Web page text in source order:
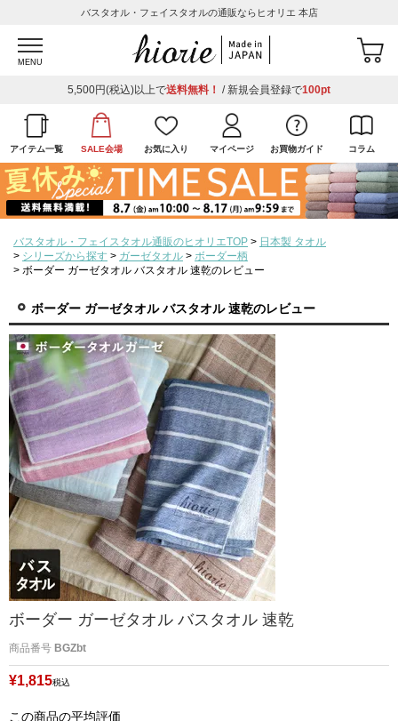
バスタオル・フェイスタオルの通販ならヒオリエ 本店
MENU
5,500円(税込)以上で送料無料！ / 新規会員登録で100pt
アイテム一覧 SALE会場 お気に入り マイページ お買物ガイド コラム
バスタオル・フェイスタオル通販のヒオリエTOP
日本製 タオル
シリーズから探す
ガーゼタオル
ボーダー柄
ボーダー ガーゼタオル バスタオル 速乾のレビュー
ボーダー ガーゼタオル バスタオル 速乾のレビュー
ボーダー ガーゼタオル バスタオル 速乾
商品番号 BGZbt
¥1,815税込